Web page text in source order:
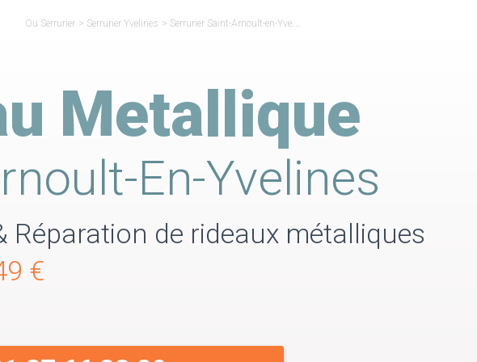
Ou Serrurier > Serrurier Yvelines > Serrurier Saint-Arnoult-en-Yvelines
Metallique
En-Yvelines
Réparation de rideaux métalliques
€